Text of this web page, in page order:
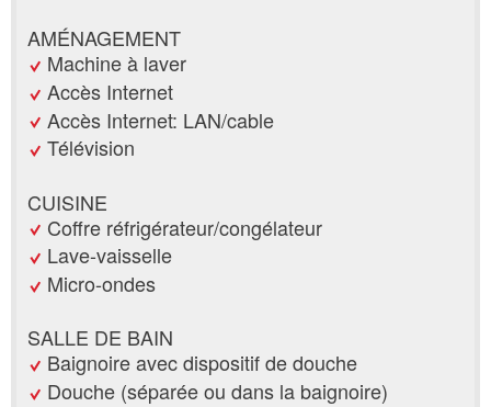
AMÉNAGEMENT
Machine à laver
Accès Internet
Accès Internet: LAN/cable
Télévision
CUISINE
Coffre réfrigérateur/congélateur
Lave-vaisselle
Micro-ondes
SALLE DE BAIN
Baignoire avec dispositif de douche
Douche (séparée ou dans la baignoire)